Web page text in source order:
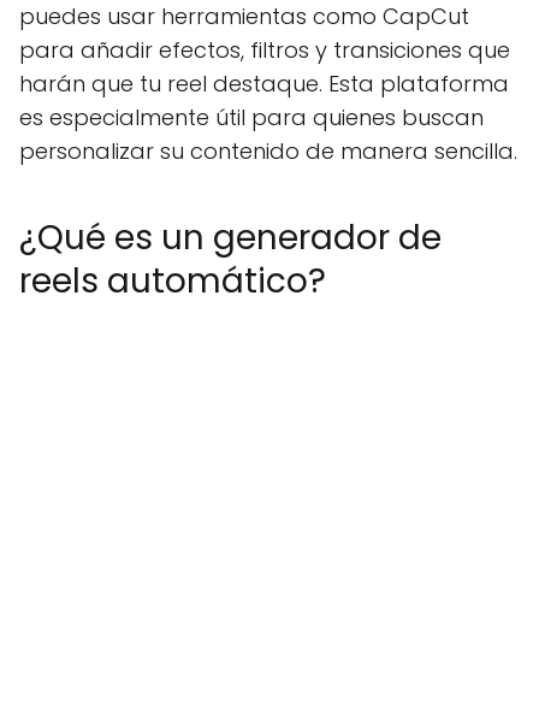
puedes usar herramientas como CapCut
para añadir efectos, filtros y transiciones que
harán que tu reel destaque. Esta plataforma
es especialmente útil para quienes buscan
personalizar su contenido de manera sencilla.
¿Qué es un generador de
reels automático?